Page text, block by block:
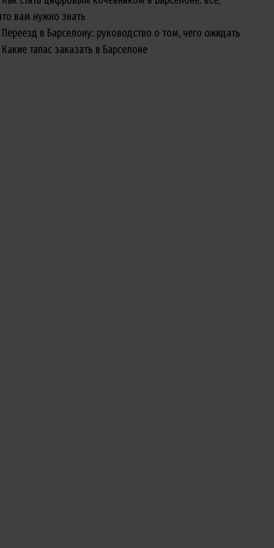
вам нужно знать
Переезд в Барселону: руководство о том, чего ожидать
Какие тапас заказать в Барселоне